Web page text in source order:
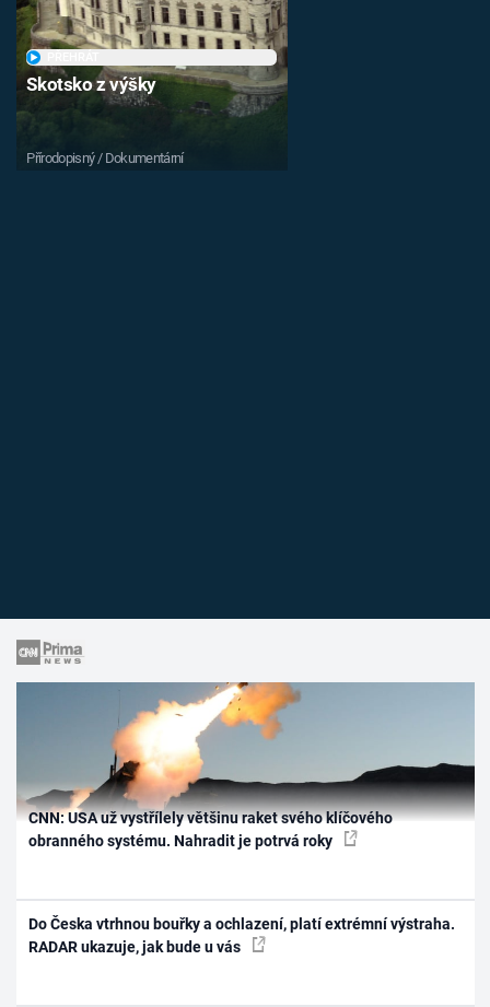
Skotsko z výšky
Přírodopisný / Dokumentární
CNN: USA už vystřílely většinu raket svého klíčového
obranného systému. Nahradit je potrvá roky
Do Česka vtrhnou bouřky a ochlazení, platí extrémní výstraha.
RADAR ukazuje, jak bude u vás